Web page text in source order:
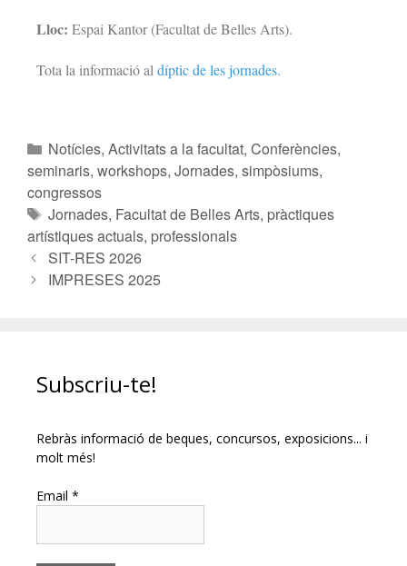
Lloc: Espai Kantor (Facultat de Belles Arts).
Tota la informació aldíptic de les jornades.
Notícies, Activitats a la facultat, Conferències,
seminaris, workshops, Jornades, simpòsiums,
congressos
Jornades, Facultat de Belles Arts, pràctiques
artístiques actuals, professionals
SIT-RES 2026
IMPRESES 2025
Subscriu-te!
Rebràs informació de beques, concursos, exposicions... i
molt més!
Email *